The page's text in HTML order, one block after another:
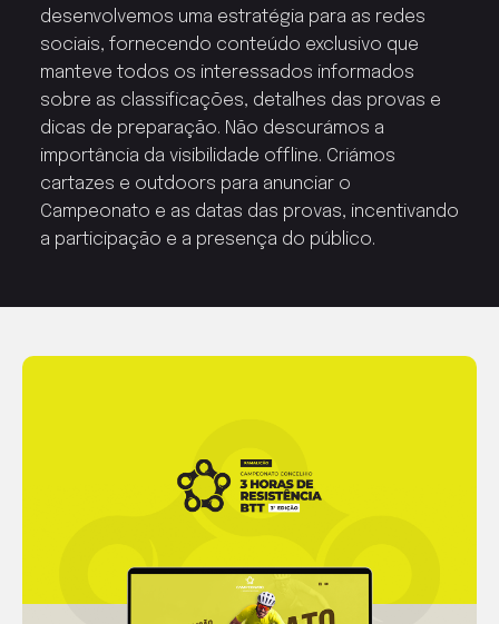
desenvolvemos uma estratégia para as redes
sociais, fornecendo conteúdo exclusivo que
manteve todos os interessados informados
sobre as classificações, detalhes das provas e
dicas de preparação. Não descurámos a
importância da visibilidade offline. Criámos
cartazes e outdoors para anunciar o
Campeonato e as datas das provas, incentivando
a participação e a presença do público.